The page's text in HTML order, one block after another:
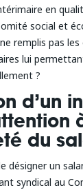
en
social et
remplis pas
lui
?
d’un
du
désigner un
syndical au